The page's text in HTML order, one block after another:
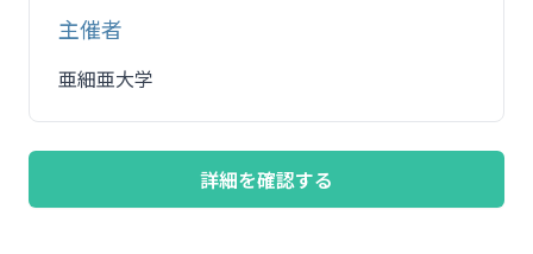
主催者
亜細亜大学
詳細を確認する